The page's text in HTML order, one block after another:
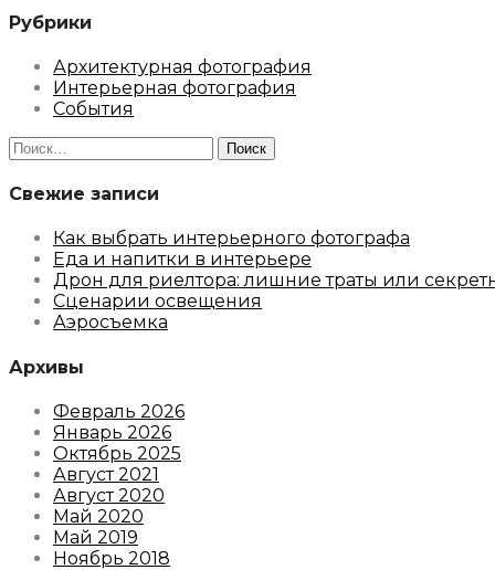
Рубрики
Архитектурная фотография
Интерьерная фотография
События
Найти:
Свежие записи
Как выбрать интерьерного фотографа
Еда и напитки в интерьере
Дрон для риелтора: лишние траты или
Сценарии освещения
Аэросъемка
Архивы
Февраль 2026
Январь 2026
Октябрь 2025
Август 2021
Август 2020
Май 2020
Май 2019
Ноябрь 2018